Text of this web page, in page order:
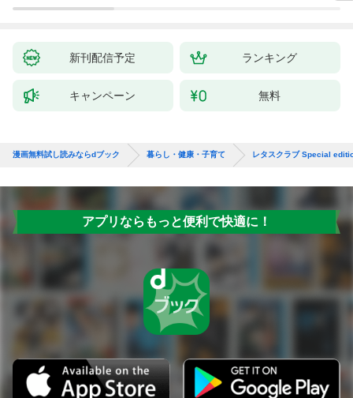
新刊配信予定 ランキング
キャンペーン 無料
漫画無料試し読みならdブック 暮らし・健康・子育て レタスクラブ Special
アプリならもっと便利で快適に！